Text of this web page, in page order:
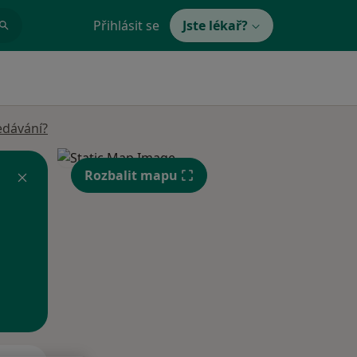
Přihlásit se Jste lékař?
Rozbalit mapu